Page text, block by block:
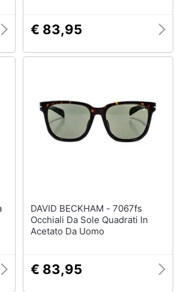
€ 83,95
DAVID BECKHAM - 7067fs
Occhiali Da Sole Quadrati In
Acetato Da Uomo
€ 83,95